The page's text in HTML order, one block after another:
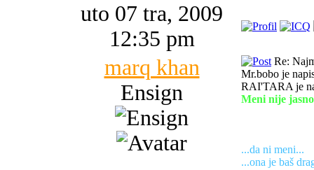
uto 07 tra, 2009
12:35 pm
marq khan
Ensign
Re:
Mr.bobo je
RAI'TARA je
Meni nije
...da ni meni...
...ona je baš